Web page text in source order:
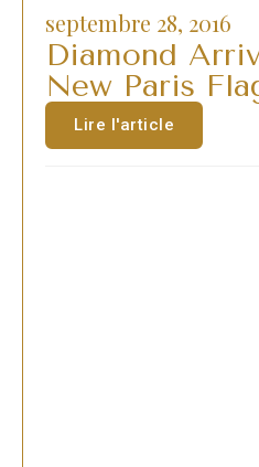
septembre 28, 2016
Diamond
New Paris
Lire l'article